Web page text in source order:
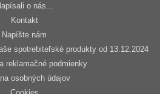
o nás...
Kontakt
Napíšte nám
spotrebiteľské produkty od 13.12.2024
reklamačné podmienky
osobných údajov